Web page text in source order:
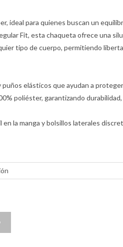
ideal para quienes buscan un
Fit, esta chaqueta ofrece una
tipo de cuerpo, permitiendo
puños elásticos que ayudan a
poliéster, garantizando durabilidad,
la manga y bolsillos laterales